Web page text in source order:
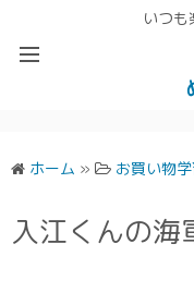
いつ
ホーム » お買い物
入江くんの海